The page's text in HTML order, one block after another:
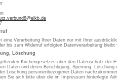
eine Verarbeitung Ihrer Daten nur mit Ihrer
bis zum Widerruf erfolgten Datenverarbeitung bleibt
Löschung
Kirchengesetzes über den Datenschutz der
Daten und deren Berichtigung, Sperrung,
Löschung personenbezogener Daten
Sie sich bitte über die im Impressum hinterlegte